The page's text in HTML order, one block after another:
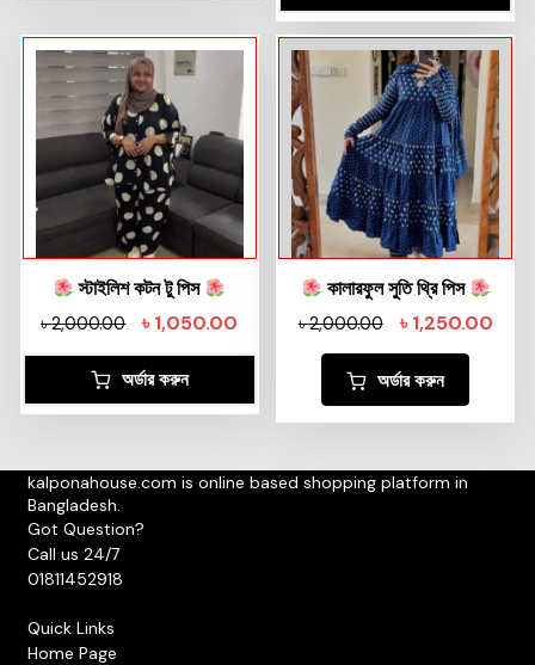
স্টাইলিশ কটন টু পিস
৳2,000.00 ৳1,050.00
অর্ডার করুন
কালারফুল সুতি থ্রি পিস
৳2,000.00 ৳1,250.00
অর্ডার করুন
kalponahouse.com is online based shopping platform in
Bangladesh.
Got Question?
Call us 24/7
01811452918
Quick Links
Home Page